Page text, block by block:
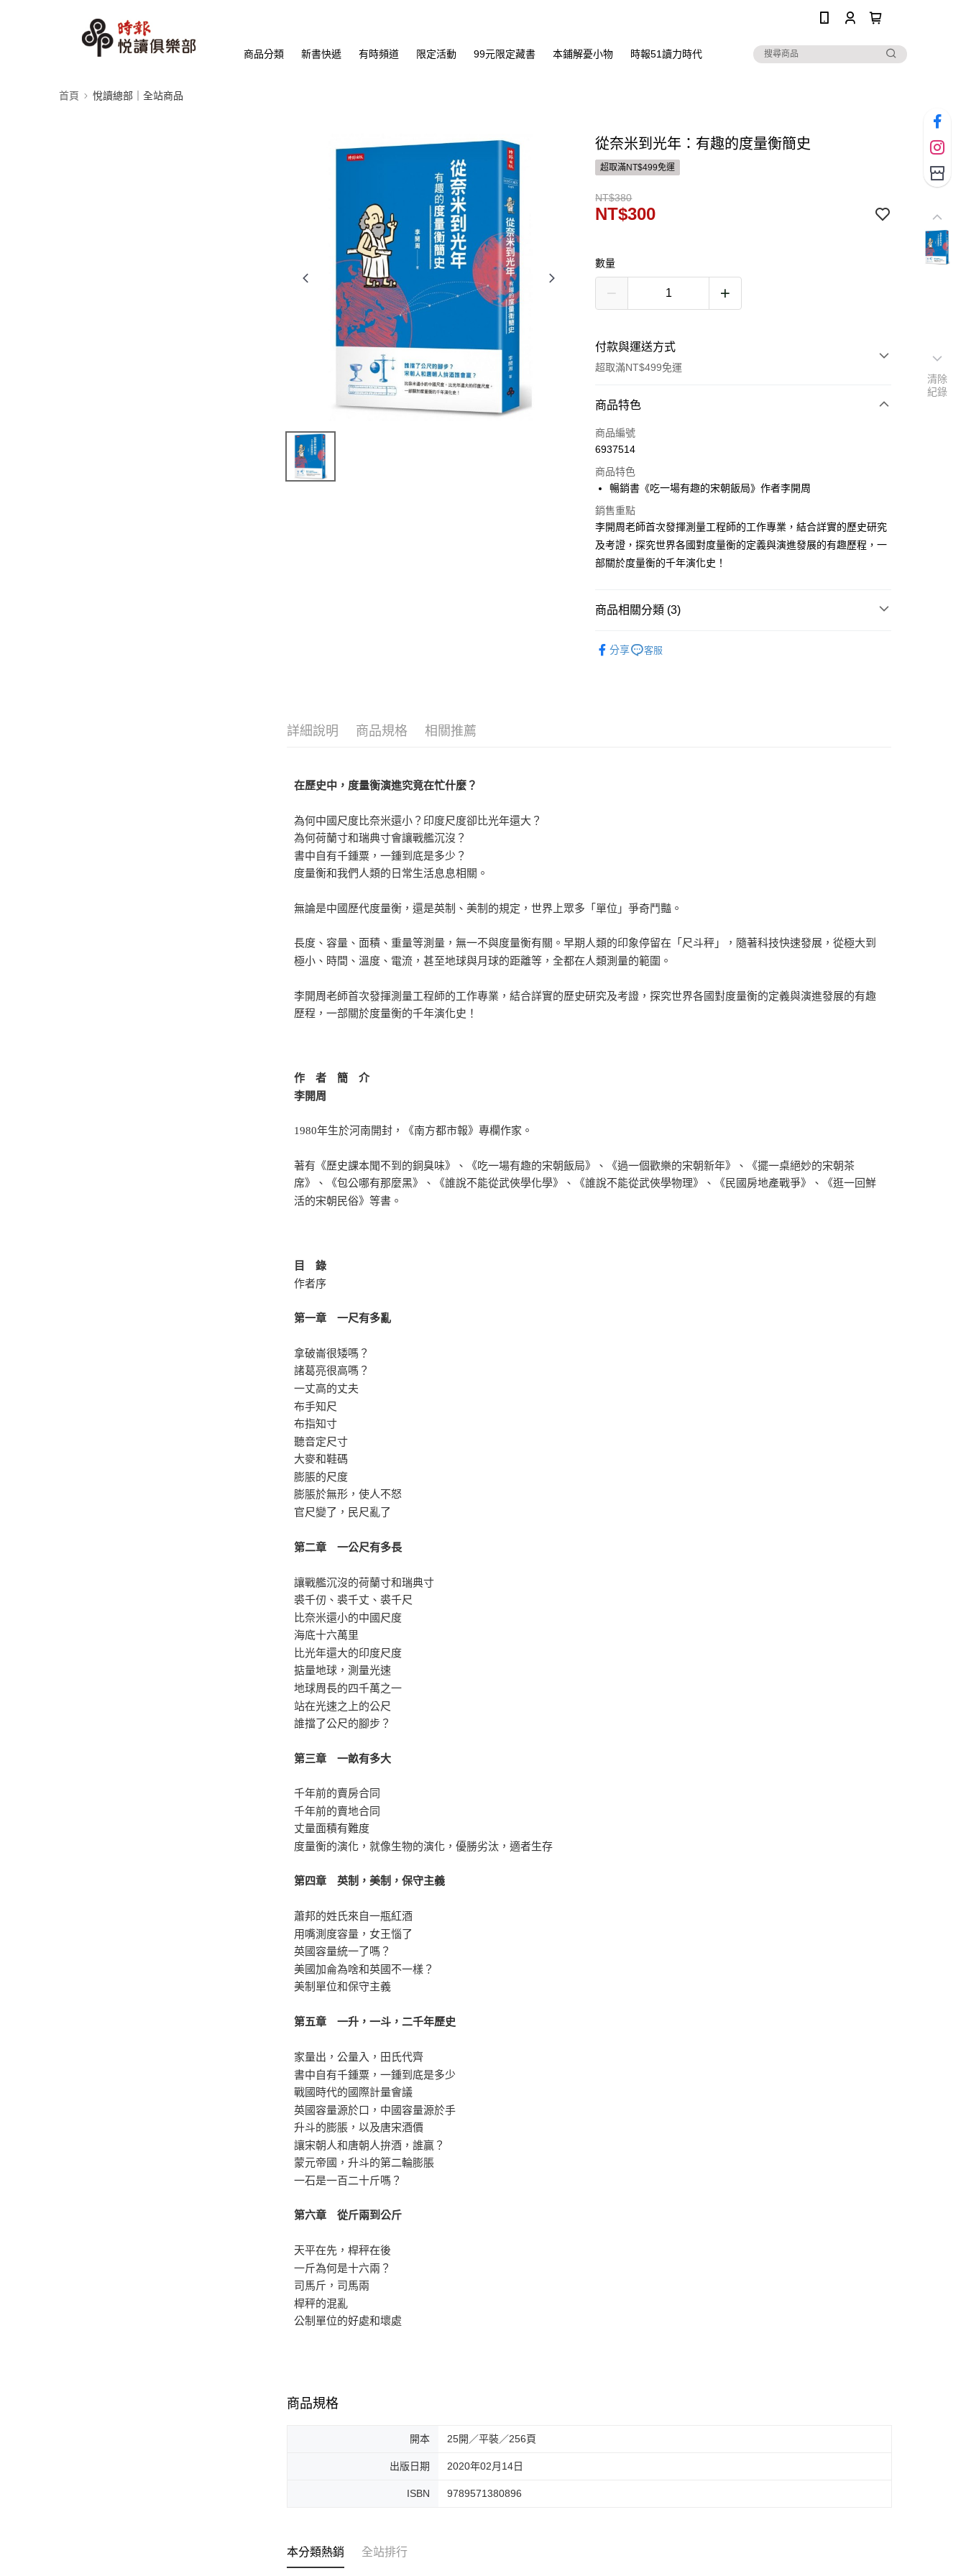
商品分類 新書快遞 有時頻道 限定活動 99元限定藏書 本鋪解憂小物 時報51讀力時代
首頁 悅讀總部｜全站商品
從奈米到光年：有趣的度量衡簡史
超取滿NT$499免運
NT$380
NT$300
數量
付款與運送方式
超取滿NT$499免運
付款方式
信用卡一次付款
運送方式
付款後全家取貨
每筆NT$60，滿NT$499(含以上)免運費
每筆NT$100，滿NT$499(含以上)免運費
商品特色
商品編號
6937514
商品特色
暢銷書《吃一場有趣的宋朝飯局》作者李開周
銷售重點
李開周老師首次發揮測量工程師的工作專業，結合詳實的歷史研究
及考證，探究世界各國對度量衡的定義與演進發展的有趣歷程，一
部關於度量衡的千年演化史！
商品相關分類 (3)
分享 客服
詳細說明 商品規格 相關推薦
在歷史中，度量衡演進究竟在忙什麼？
為何中國尺度比奈米還小？印度尺度卻比光年還大？
為何荷蘭寸和瑞典寸會讓戰艦沉沒？
書中自有千鍾粟，一鍾到底是多少？
度量衡和我們人類的日常生活息息相關。
無論是中國歷代度量衡，還是英制、美制的規定，世界上眾多「單位」爭奇鬥豔。
長度、容量、面積、重量等測量，無一不與度量衡有關。早期人類的印象停留在「尺斗秤」，隨著科技快速發展，從極大到
極小、時間、溫度、電流，甚至地球與月球的距離等，全都在人類測量的範圍。
李開周老師首次發揮測量工程師的工作專業，結合詳實的歷史研究及考證，探究世界各國對度量衡的定義與演進發展的有趣
歷程，一部關於度量衡的千年演化史！
作 者 簡 介
李開周
1980年生於河南開封，《南方都市報》專欄作家。
著有《歷史課本聞不到的銅臭味》、《吃一場有趣的宋朝飯局》、《過一個歡樂的宋朝新年》、《擺一桌絕妙的宋朝茶
席》、《包公哪有那麼黑》、《誰說不能從武俠學化學》、《誰說不能從武俠學物理》、《民國房地產戰爭》、《逛一回鮮
活的宋朝民俗》等書。
目 錄
作者序
第一章 一尺有多亂
拿破崙很矮嗎？
諸葛亮很高嗎？
一丈高的丈夫
布手知尺
布指知寸
聽音定尺寸
大麥和鞋碼
膨脹的尺度
膨脹於無形，使人不怒
官尺變了，民尺亂了
第二章 一公尺有多長
讓戰艦沉沒的荷蘭寸和瑞典寸
裘千仞、裘千丈、裘千尺
比奈米還小的中國尺度
海底十六萬里
比光年還大的印度尺度
掂量地球，測量光速
地球周長的四千萬之一
站在光速之上的公尺
誰擋了公尺的腳步？
第三章 一畝有多大
千年前的賣房合同
千年前的賣地合同
丈量面積有難度
度量衡的演化，就像生物的演化，優勝劣汰，適者生存
第四章 英制，美制，保守主義
蕭邦的姓氏來自一瓶紅酒
用嘴測度容量，女王惱了
英國容量統一了嗎？
美國加侖為啥和英國不一樣？
美制單位和保守主義
第五章 一升，一斗，二千年歷史
家量出，公量入，田氏代齊
書中自有千鍾粟，一鍾到底是多少
戰國時代的國際計量會議
英國容量源於口，中國容量源於手
升斗的膨脹，以及唐宋酒價
讓宋朝人和唐朝人拚酒，誰贏？
蒙元帝國，升斗的第二輪膨脹
一石是一百二十斤嗎？
第六章 從斤兩到公斤
天平在先，桿秤在後
一斤為何是十六兩？
司馬斤，司馬兩
桿秤的混亂
公制單位的好處和壞處
商品規格
開本 25開／平裝／256頁
出版日期 2020年02月14日
ISBN 9789571380896
本分類熱銷 全站排行
清除
紀錄